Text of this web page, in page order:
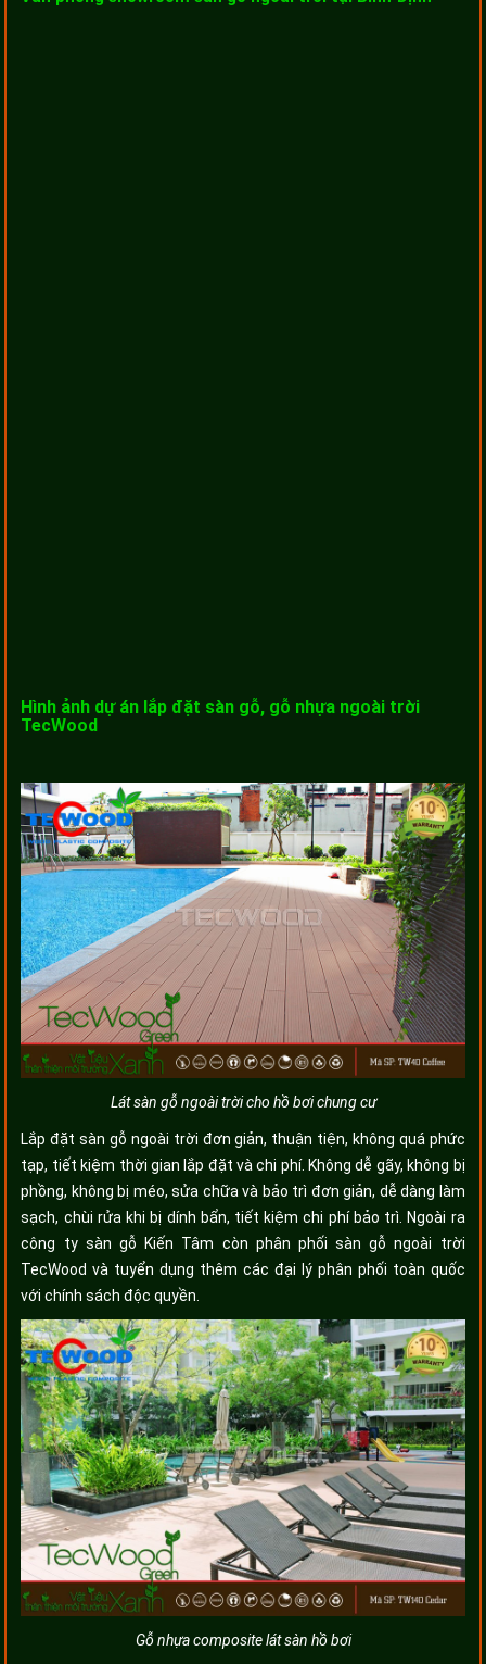
Hình ảnh dự án lắp đặt sàn gỗ, gỗ nhựa ngoài trời
TecWood
Lát sàn gỗ ngoài trời cho hồ bơi chung cư
Lắp đặt sàn gỗ ngoài trời đơn giản, thuận tiện, không quá phức
tạp, tiết kiệm thời gian lắp đặt và chi phí. Không dễ gãy, không bị
phồng, không bị méo, sửa chữa và bảo trì đơn giản, dễ dàng làm
sạch, chùi rửa khi bị dính bẩn, tiết kiệm chi phí bảo trì. Ngoài ra
công ty sàn gỗ Kiến Tâm còn phân phối sàn gỗ ngoài trời
TecWood và tuyển dụng thêm các đại lý phân phối toàn quốc
với chính sách độc quyền.
Gỗ nhựa composite lát sàn hồ bơi